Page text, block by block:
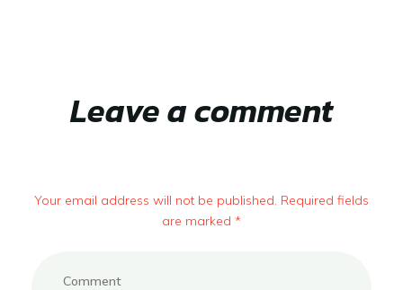
Leave a comment
Your email address will not be published. Required fields
are marked *